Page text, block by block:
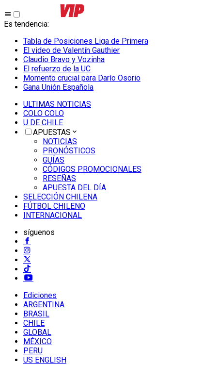
Es tendencia:
Tabla de Posiciones Liga de Primera
El video de Valentín Gauthier
Claudio Bravo y Vozinha
El refuerzo de la UC
Momento crucial para Darío Osorio
Gana Unión Española
ULTIMAS NOTICIAS
COLO COLO
U DE CHILE
APUESTAS
NOTICIAS
PRONÓSTICOS
GUÍAS
CÓDIGOS PROMOCIONALES
RESEÑAS
APUESTA DEL DÍA
SELECCIÓN CHILENA
FÚTBOL CHILENO
INTERNACIONAL
síguenos
Ediciones
ARGENTINA
BRASIL
CHILE
GLOBAL
MÉXICO
PERU
US ENGLISH